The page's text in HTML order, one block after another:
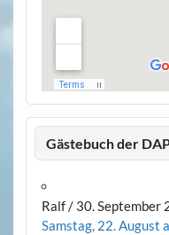
Gästebuch der
Ralf/ 30. September
Samstag, 22. August